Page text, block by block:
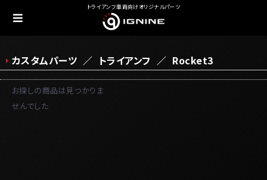
トライアンフ車両向けオリジナルパーツ
カスタムパーツ トライアンフ Rocket3
お探しの商品は見つかりま
せんでした